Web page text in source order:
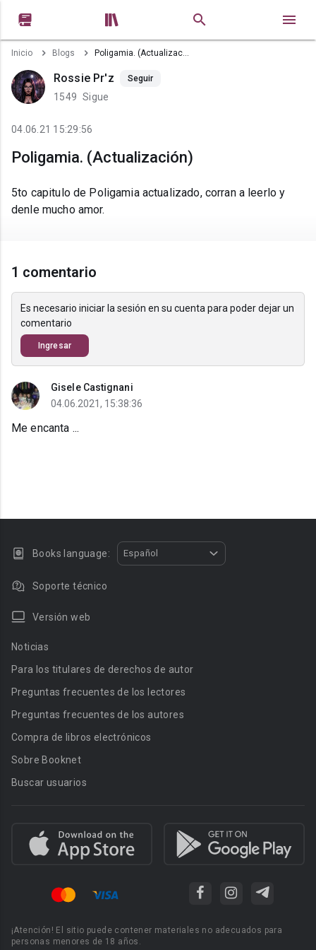
 
Inicio Blogs Poligamia. (Actualización)
Rossie Pr'z Seguir
1549 Sigue
04.06.21 15:29:56
Poligamia. (Actualización)
5to capitulo de Poligamia actualizado, corran a leerlo y
denle mucho amor.
1 comentario
Es necesario iniciar la sesión en su cuenta para poder dejar un
comentario
Ingresar
Gisele Castignani
04.06.2021, 15:38:36
Me encanta ...
Books language: Español
Soporte técnico
Versión web
Noticias
Para los titulares de derechos de autor
Preguntas frecuentes de los lectores
Preguntas frecuentes de los autores
Compra de libros electrónicos
Sobre Booknet
Buscar usuarios
¡Atención! El sitio puede contener materiales no adecuados para
personas menores de 18 años.